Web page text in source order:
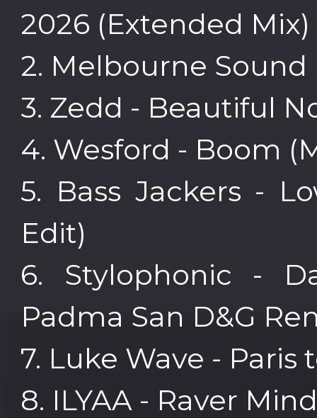
2026 (Extended Mix)
2. Melbourne Sound
3. Zedd - Beautiful
4. Wesford - Boom
5. Bass Jackers -
Edit)
6. Stylophonic -
Padma San D&G
7. Luke Wave -
8. ILYAA - Raver